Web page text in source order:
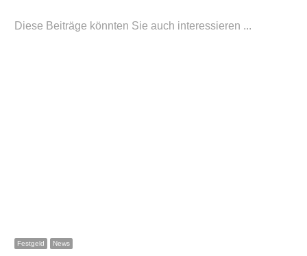
Diese Beiträge könnten Sie auch interessieren ...
Festgeld News